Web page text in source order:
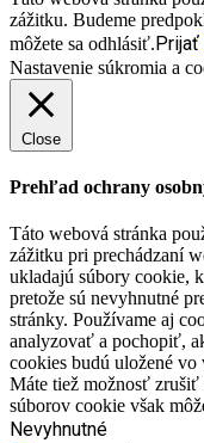
zážitku. Budeme
môžete sa odhlásiť.Prijať
Nastavenie súkromia a
Close
Prehľad ochrany
Táto webová stránka
zážitku pri prechádzaní
ukladajú súbory cookie,
pretože sú nevyhnutné
stránky. Používame aj
analyzovať a pochopiť,
cookies budú uložené vo
Máte tiež možnosť zrušiť
súborov cookie však
Nevyhnutné